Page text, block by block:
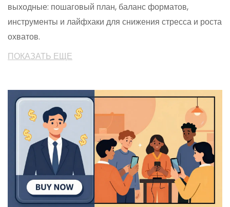
выходные: пошаговый план, баланс форматов,
инструменты и лайфхаки для снижения стресса и роста
охватов.
ПОКАЗАТЬ ЕЩЕ